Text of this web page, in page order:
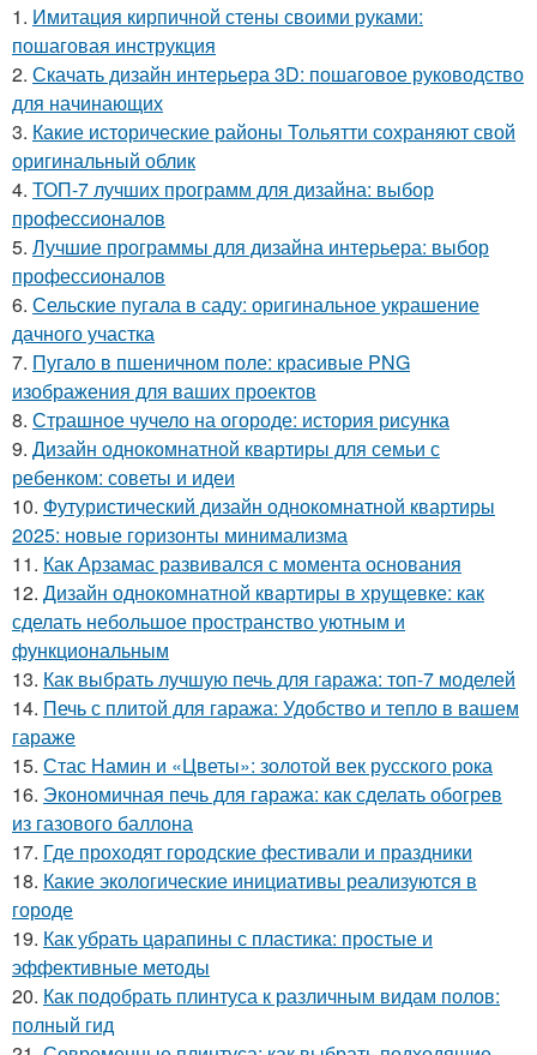
1. Имитация кирпичной стены своими руками:
пошаговая инструкция
2. Скачать дизайн интерьера 3D: пошаговое руководство
для начинающих
3. Какие исторические районы Тольятти сохраняют свой
оригинальный облик
4. ТОП-7 лучших программ для дизайна: выбор
профессионалов
5. Лучшие программы для дизайна интерьера: выбор
профессионалов
6. Сельские пугала в саду: оригинальное украшение
дачного участка
7. Пугало в пшеничном поле: красивые PNG
изображения для ваших проектов
8. Страшное чучело на огороде: история рисунка
9. Дизайн однокомнатной квартиры для семьи с
ребенком: советы и идеи
10. Футуристический дизайн однокомнатной квартиры
2025: новые горизонты минимализма
11. Как Арзамас развивался с момента основания
12. Дизайн однокомнатной квартиры в хрущевке: как
сделать небольшое пространство уютным и
функциональным
13. Как выбрать лучшую печь для гаража: топ-7 моделей
14. Печь с плитой для гаража: Удобство и тепло в вашем
гараже
15. Стас Намин и «Цветы»: золотой век русского рока
16. Экономичная печь для гаража: как сделать обогрев
из газового баллона
17. Где проходят городские фестивали и праздники
18. Какие экологические инициативы реализуются в
городе
19. Как убрать царапины с пластика: простые и
эффективные методы
20. Как подобрать плинтуса к различным видам полов:
полный гид